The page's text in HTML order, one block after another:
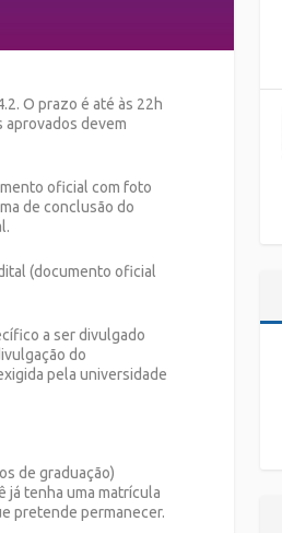
O prazo é até às 22h
aprovados devem
oficial com foto
de conclusão do
(documento oficial
a ser divulgado
do
pela universidade
de graduação)
já tenha uma matrícula
pretende permanecer.